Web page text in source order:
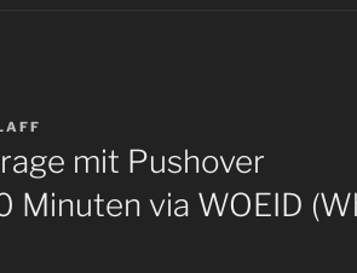
mit Pushover
Minuten via WOEID